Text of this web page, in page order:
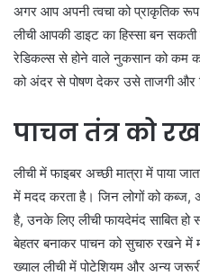
अगर आप अपनी त्वचा को प्राकृतिक रूप
लीची आपकी डाइट का हिस्सा बन
रेडिकल्स से होने वाले नुकसान को कम
को अंदर से पोषण देकर उसे ताजगी और
पाचन तंत्र को
लीची में फाइबर अच्छी मात्रा में पाया
में मदद करता है। जिन लोगों को कब्ज,
है, उनके लिए लीची फायदेमंद साबित हो
बेहतर बनाकर पाचन को सुचारु रखने में
ख्याल लीची में पोटेशियम और अन्य